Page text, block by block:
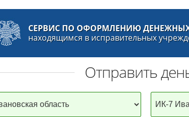
СЕРВИС ПО ОФОРМЛЕНИЮ
находящимся в исправительных
Отправить